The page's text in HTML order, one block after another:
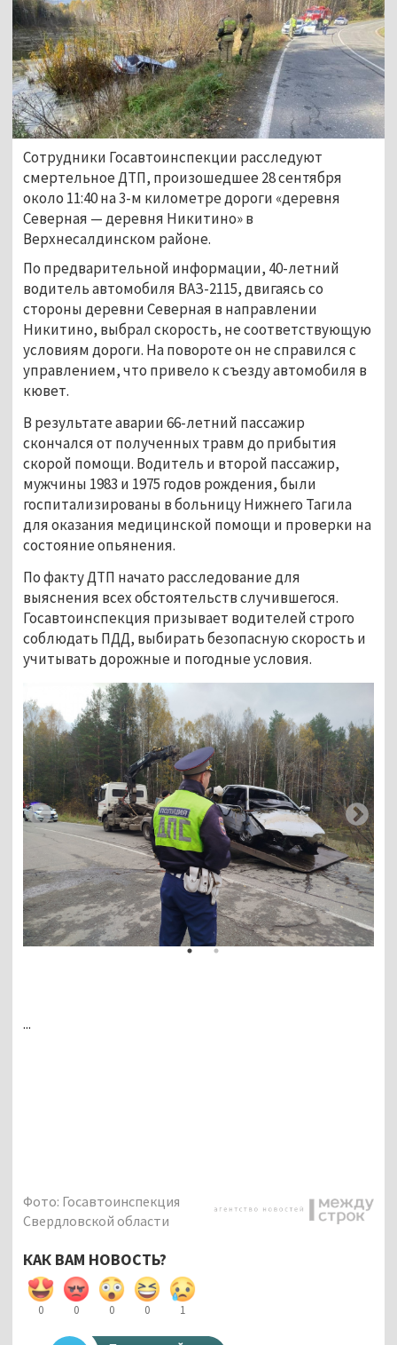
Сотрудники Госавтоинспекции расследуют
смертельное ДТП, произошедшее 28 сентября
около 11:40 на 3-м километре дороги «деревня
Северная — деревня Никитино» в
Верхнесалдинском районе.
По предварительной информации, 40-летний
водитель автомобиля ВАЗ-2115, двигаясь со
стороны деревни Северная в направлении
Никитино, выбрал скорость, не соответствующую
условиям дороги. На повороте он не справился с
управлением, что привело к съезду автомобиля в
кювет.
В результате аварии 66-летний пассажир
скончался от полученных травм до прибытия
скорой помощи. Водитель и второй пассажир,
мужчины 1983 и 1975 годов рождения, были
госпитализированы в больницу Нижнего Тагила
для оказания медицинской помощи и проверки на
состояние опьянения.
По факту ДТП начато расследование для
выяснения всех обстоятельств случившегося.
Госавтоинспекция призывает водителей строго
соблюдать ПДД, выбирать безопасную скорость и
учитывать дорожные и погодные условия.
...
Фото: Госавтоинспекция
Свердловской области
КАК ВАМ НОВОСТЬ?
0 0 0 0 1